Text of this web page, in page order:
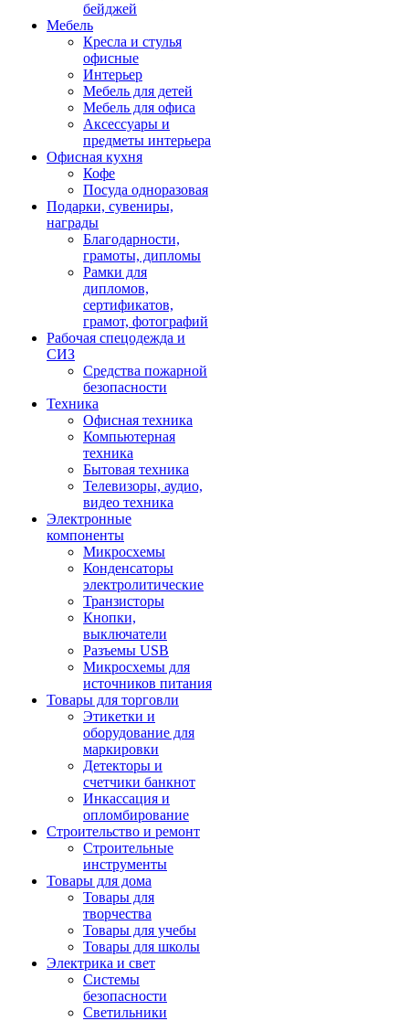
бейджей
Мебель
Кресла и стулья
офисные
Интерьер
Мебель для детей
Мебель для офиса
Аксессуары и
предметы интерьера
Офисная кухня
Кофе
Посуда одноразовая
Подарки, сувениры,
награды
Благодарности,
грамоты, дипломы
Рамки для
дипломов,
сертификатов,
грамот, фотографий
Рабочая спецодежда и
СИЗ
Средства пожарной
безопасности
Техника
Офисная техника
Компьютерная
техника
Бытовая техника
Телевизоры, аудио,
видео техника
Электронные
компоненты
Микросхемы
Конденсаторы
электролитические
Транзисторы
Кнопки,
выключатели
Разъемы USB
Микросхемы для
источников питания
Товары для торговли
Этикетки и
оборудование для
маркировки
Детекторы и
счетчики банкнот
Инкассация и
опломбирование
Строительство и ремонт
Строительные
инструменты
Товары для дома
Товары для
творчества
Товары для учебы
Товары для школы
Электрика и свет
Системы
безопасности
Светильники